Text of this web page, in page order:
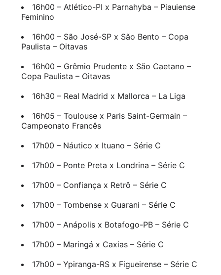
16h00 – Atlético-PI x Parnahyba – Piauiense
Feminino
16h00 – São José-SP x São Bento – Copa
Paulista – Oitavas
16h00 – Grêmio Prudente x São Caetano –
Copa Paulista – Oitavas
16h30 – Real Madrid x Mallorca – La Liga
16h05 – Toulouse x Paris Saint-Germain –
Campeonato Francês
17h00 – Náutico x Ituano – Série C
17h00 – Ponte Preta x Londrina – Série C
17h00 – Confiança x Retrô – Série C
17h00 – Tombense x Guarani – Série C
17h00 – Anápolis x Botafogo-PB – Série C
17h00 – Maringá x Caxias – Série C
17h00 – Ypiranga-RS x Figueirense – Série C